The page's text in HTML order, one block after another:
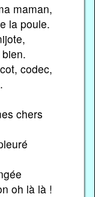
maman,
la poule.
codec,
chers
oh là là !